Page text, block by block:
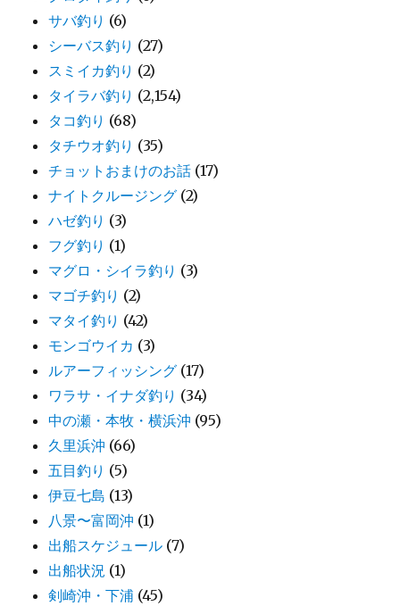
サバ釣り (6)
シーバス釣り (27)
スミイカ釣り (2)
タイラバ釣り (2,154)
タコ釣り (68)
タチウオ釣り (35)
チョットおまけのお話 (17)
ナイトクルージング (2)
ハゼ釣り (3)
フグ釣り (1)
マグロ・シイラ釣り (3)
マゴチ釣り (2)
マタイ釣り (42)
モンゴウイカ (3)
ルアーフィッシング (17)
ワラサ・イナダ釣り (34)
中の瀬・本牧・横浜沖 (95)
久里浜沖 (66)
五目釣り (5)
伊豆七島 (13)
八景〜富岡沖 (1)
出船スケジュール (7)
出船状況 (1)
剣崎沖・下浦 (45)